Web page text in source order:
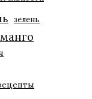
зелень
манго